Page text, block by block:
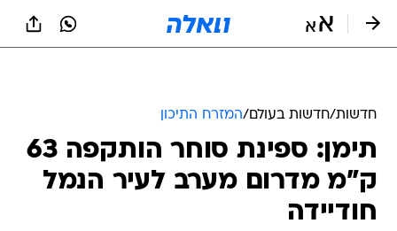
חדשות/חדשות בעולם/המזרח התיכון
תימן: ספינת סוחר הותקפה 63
ק"מ מדרום מערב לעיר הנמל
חודיידה